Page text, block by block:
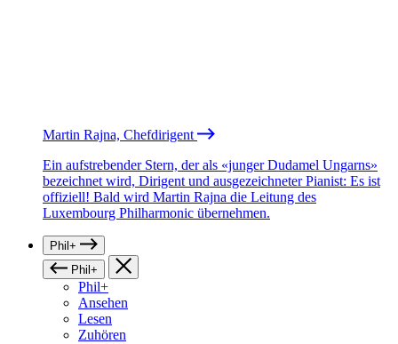
Martin Rajna, Chefdirigent
Ein aufstrebender Stern, der als «junger Dudamel Ungarns»
bezeichnet wird, Dirigent und ausgezeichneter Pianist: Es ist
offiziell! Bald wird Martin Rajna die Leitung des
Luxembourg Philharmonic übernehmen.
Phil+
Phil+
Phil+
Ansehen
Lesen
Zuhören